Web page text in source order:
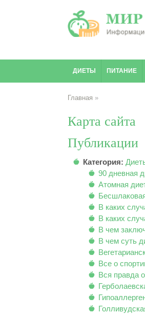
ДИЕТЫ ПИТАНИЕ
Главная »
Карта сайта
Публикации
Категория:
90 дневная
Атомная
В каких
В каких
В чем
В чем суть
Все о
Вся правда